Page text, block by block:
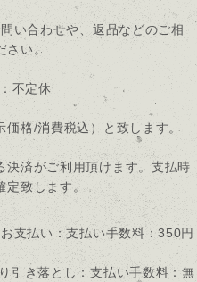
い合わせや、返品などのご相
さい。
不定休
価格/消費税込）と致します。
決済がご利用頂けます。支払時
定致します。
支払い：支払い手数料：350円
引き落とし：支払い手数料：無